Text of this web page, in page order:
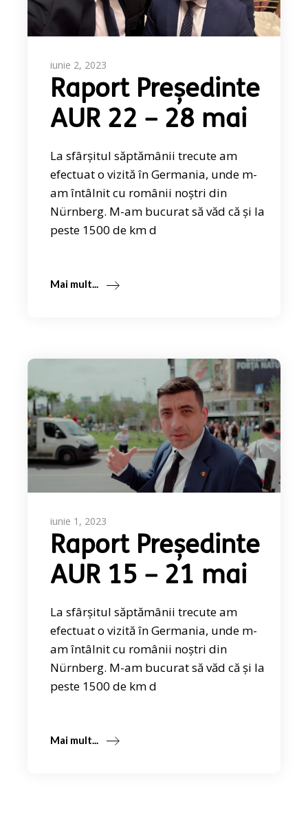
iunie 2, 2023
Raport Președinte
AUR 22 – 28 mai
La sfârșitul săptămânii trecute am
efectuat o vizită în Germania, unde m-
am întâlnit cu românii noștri din
Nürnberg. M-am bucurat să văd că și la
peste 1500 de km d
Mai mult...
iunie 1, 2023
Raport Președinte
AUR 15 – 21 mai
La sfârșitul săptămânii trecute am
efectuat o vizită în Germania, unde m-
am întâlnit cu românii noștri din
Nürnberg. M-am bucurat să văd că și la
peste 1500 de km d
Mai mult...